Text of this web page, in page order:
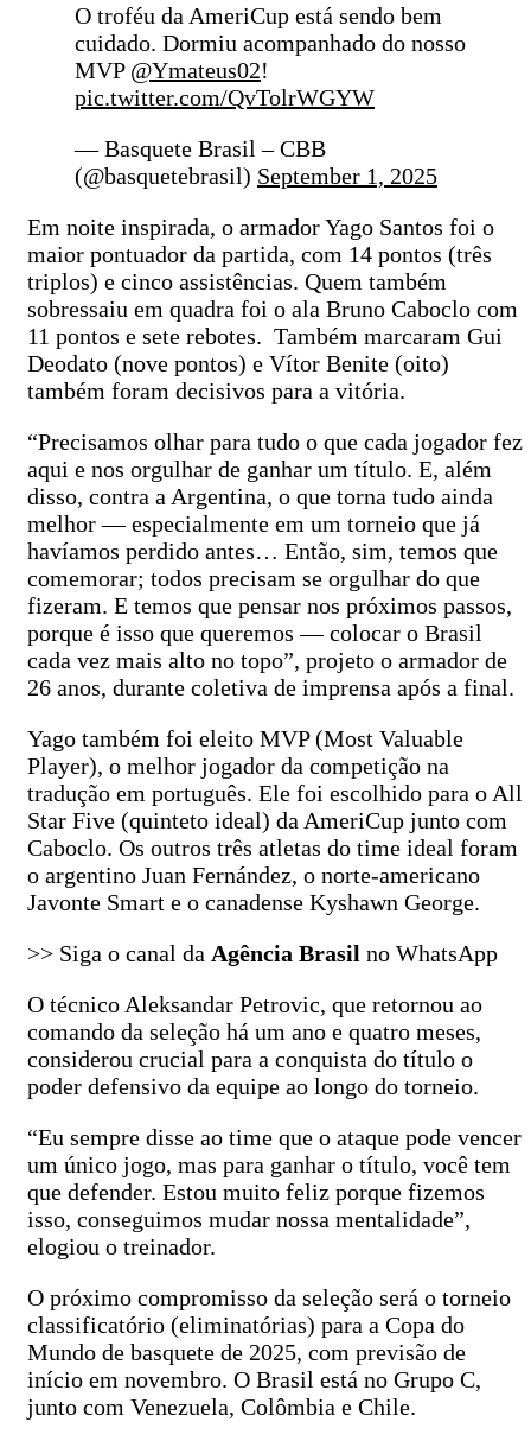
O troféu da AmeriCup está sendo bem
cuidado. Dormiu acompanhado do nosso
MVP @Ymateus02!
pic.twitter.com/QvTolrWGYW
— Basquete Brasil – CBB
(@basquetebrasil) September 1, 2025
Em noite inspirada, o armador Yago Santos foi o
maior pontuador da partida, com 14 pontos (três
triplos) e cinco assistências. Quem também
sobressaiu em quadra foi o ala Bruno Caboclo com
11 pontos e sete rebotes. Também marcaram Gui
Deodato (nove pontos) e Vítor Benite (oito)
também foram decisivos para a vitória.
“Precisamos olhar para tudo o que cada jogador fez
aqui e nos orgulhar de ganhar um título. E, além
disso, contra a Argentina, o que torna tudo ainda
melhor — especialmente em um torneio que já
havíamos perdido antes… Então, sim, temos que
comemorar; todos precisam se orgulhar do que
fizeram. E temos que pensar nos próximos passos,
porque é isso que queremos — colocar o Brasil
cada vez mais alto no topo”, projeto o armador de
26 anos, durante coletiva de imprensa após a final.
Yago também foi eleito MVP (Most Valuable
Player), o melhor jogador da competição na
tradução em português. Ele foi escolhido para o All
Star Five (quinteto ideal) da AmeriCup junto com
Caboclo. Os outros três atletas do time ideal foram
o argentino Juan Fernández, o norte-americano
Javonte Smart e o canadense Kyshawn George.
>> Siga o canal da Agência Brasil no WhatsApp
O técnico Aleksandar Petrovic, que retornou ao
comando da seleção há um ano e quatro meses,
considerou crucial para a conquista do título o
poder defensivo da equipe ao longo do torneio.
“Eu sempre disse ao time que o ataque pode vencer
um único jogo, mas para ganhar o título, você tem
que defender. Estou muito feliz porque fizemos
isso, conseguimos mudar nossa mentalidade”,
elogiou o treinador.
O próximo compromisso da seleção será o torneio
classificatório (eliminatórias) para a Copa do
Mundo de basquete de 2025, com previsão de
início em novembro. O Brasil está no Grupo C,
junto com Venezuela, Colômbia e Chile.